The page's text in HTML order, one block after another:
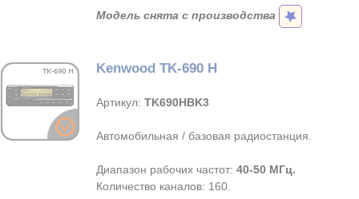
Модель снята с производства
Kenwood TK-690 H
Артикул: TK690HBK3
Автомобильная / базовая радиостанция.
Диапазон рабочих частот: 40-50 МГц.
Количество каналов: 160.